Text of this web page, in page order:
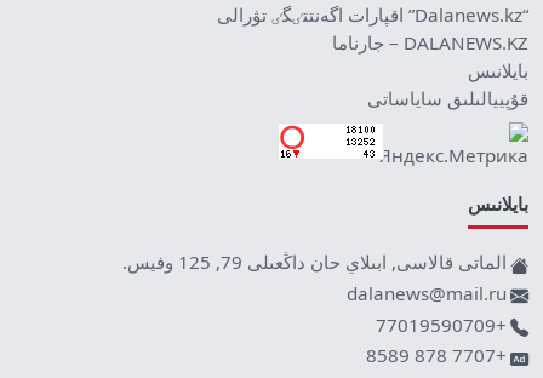
“Dalanews.kz” اقپارات اگەنتتٸگٸ تۋرالى
DALANEWS.KZ – جارناما
بايلانىس
قۇپييالىلىق ساياساتى
بايلانىس
الماتى قالاسى, ابىلاي حان داڭعىلى 79, 125 وفيس.
dalanews@mail.ru
+77019590709
+7707 878 8589